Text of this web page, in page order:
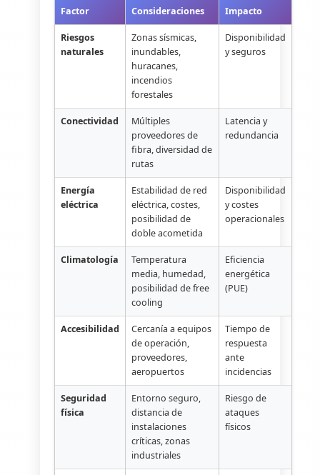
Factor Consideraciones Impacto
Riesgos
naturales
Zonas sísmicas,
inundables,
huracanes,
incendios
forestales
Disponibilidad
y seguros
Conectividad
Múltiples
proveedores de
fibra, diversidad de
rutas
Latencia y
redundancia
Energía
eléctrica
Estabilidad de red
eléctrica, costes,
posibilidad de
doble acometida
Disponibilidad
y costes
operacionales
Climatología
Temperatura
media, humedad,
posibilidad de free
cooling
Eficiencia
energética
(PUE)
Accesibilidad
Cercanía a equipos
de operación,
proveedores,
aeropuertos
Tiempo de
respuesta
ante
incidencias
Seguridad
física
Entorno seguro,
distancia de
instalaciones
críticas, zonas
industriales
Riesgo de
ataques
físicos